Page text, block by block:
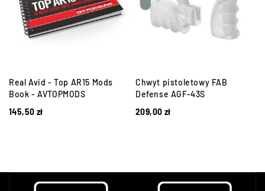
Real Avid - Top AR15 Mods
Book - AVTOPMODS
145,50 zł
Chwyt pistoletowy FAB
Defense AGF-43S
209,00 zł